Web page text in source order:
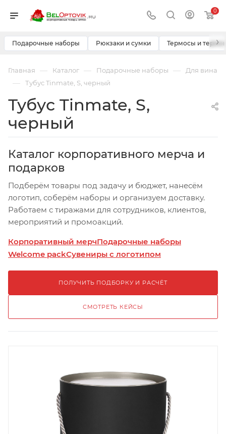
0
Подарочные наборы Рюкзаки и сумки Термосы и ›
Главная — Каталог — Подарочные наборы — Для вина
— Тубус Tinmate, S, черный
Тубус Tinmate, S,
черный
Каталог корпоративного мерча и
подарков
Подберём товары под задачу и бюджет, нанесём
логотип, соберём наборы и организуем доставку.
Работаем с тиражами для сотрудников, клиентов,
мероприятий и промоакций.
Корпоративный мерчПодарочные наборы
Welcome packСувениры с логотипом
ПОЛУЧИТЬ ПОДБОРКУ И РАСЧЁТ
СМОТРЕТЬ КЕЙСЫ